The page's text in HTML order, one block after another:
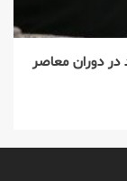
دوران معاصر